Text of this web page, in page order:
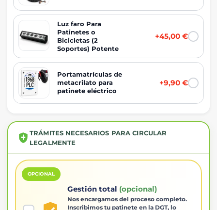
Luz faro Para
Patinetes o
Bicicletas (2
Soportes) Potente
+45,00 €
Portamatrículas de
metacrilato para
patinete eléctrico
+9,90 €
TRÁMITES NECESARIOS PARA CIRCULAR
LEGALMENTE
OPCIONAL
Gestión total (opcional)
Nos encargamos del proceso completo.
Inscribimos tu patinete en la DGT, lo